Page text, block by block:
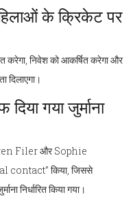
के क्रिकेट पर
करेगा, निवेश को आकर्षित करेगा और
दिलाएगा।
गया जुर्माना
Filer और Sophie
किया, जिससे
निर्धारित किया गया।